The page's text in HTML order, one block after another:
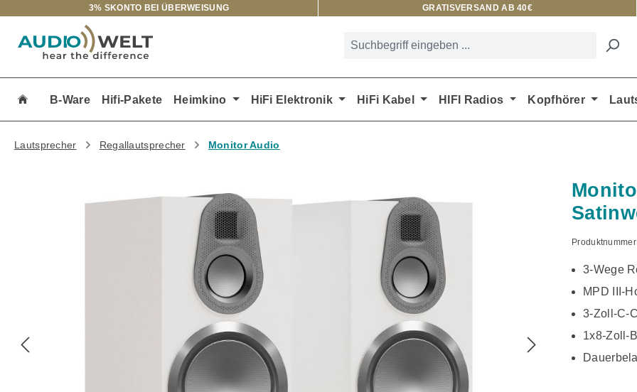
Hauptinhalt springen
Zur Suche springen
Zur Hauptnavigation springen
3% SKONTO BEI ÜBERWEISUNG GRATISVERSAND AB 40€
B-Ware Hifi-Pakete Heimkino HiFi Elektronik HiFi Kabel HIFI Radios Kopfhörer
Lautsprecher Regallautsprecher Monitor Audio
3-Wege
MPD III-
3-Zoll-C-
1x8-Zoll-